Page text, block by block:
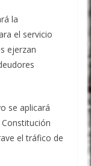
la
el servicio
ejerzan
se aplicará
el tráfico de